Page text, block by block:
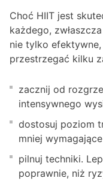
Choć HIIT jest
każdego,
nie tylko
przestrzegać kilku
zacznij od
intensywnego
dostosuj poziom
mniej
pilnuj techniki.
poprawnie, niż